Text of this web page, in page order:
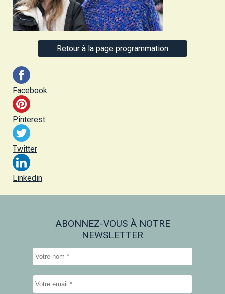
Retour à la page programmation
Facebook
Pinterest
Twitter
Linkedin
ABONNEZ-VOUS À NOTRE
NEWSLETTER